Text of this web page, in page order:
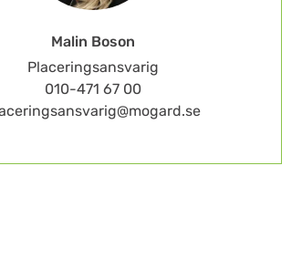
Malin Boson
Placeringsansvarig
010-471 67 00